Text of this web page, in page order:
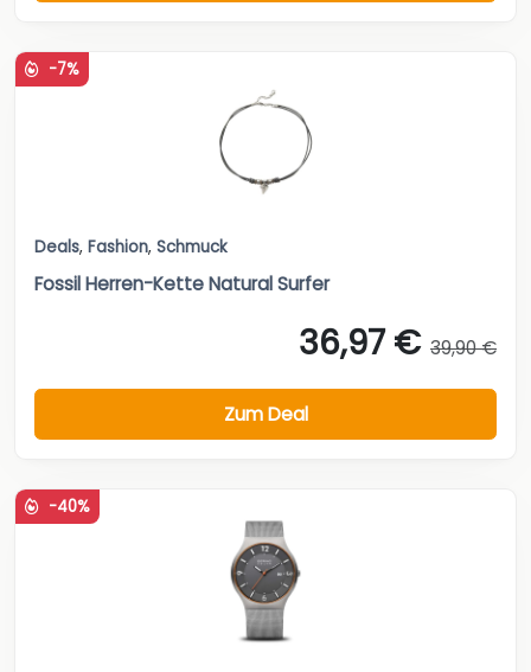
-7%
Deals, Fashion, Schmuck
Fossil Herren-Kette Natural Surfer
36,97 € 39,90 €
Zum Deal
-40%